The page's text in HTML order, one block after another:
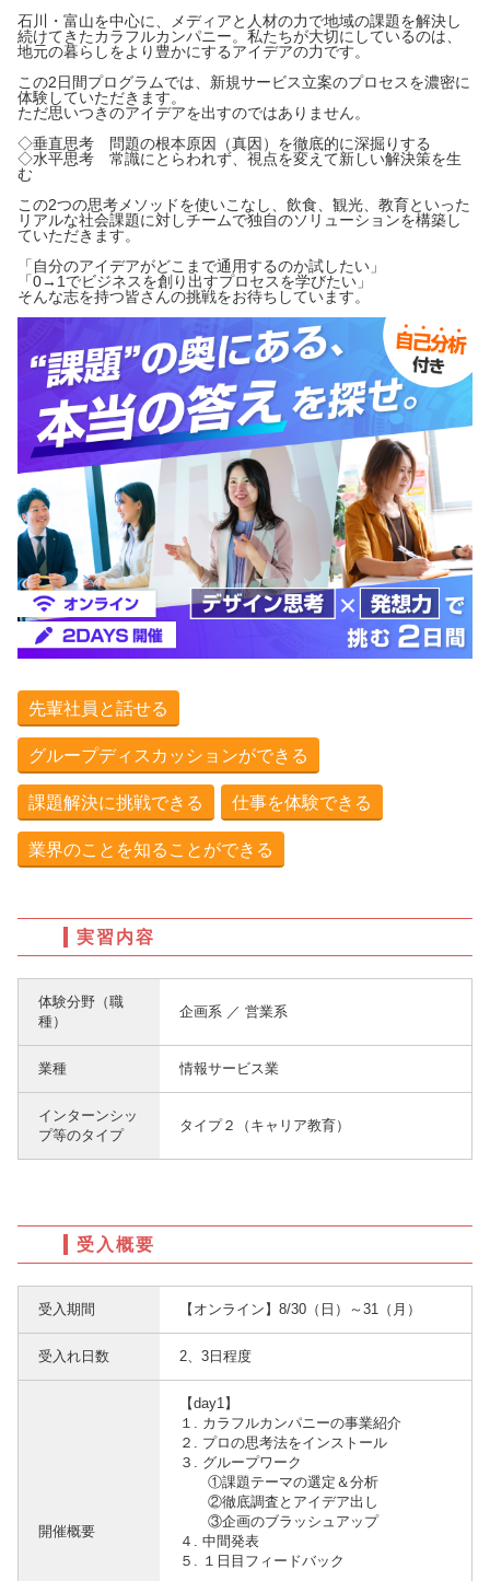
石川・富山を中心に、メディアと人材の力で地域の課題を解決し
続けてきたカラフルカンパニー。私たちが大切にしているのは、
地元の暮らしをより豊かにするアイデアの力です。
この2日間プログラムでは、新規サービス立案のプロセスを濃密に
体験していただきます。
ただ思いつきのアイデアを出すのではありません。
◇垂直思考 問題の根本原因（真因）を徹底的に深掘りする
◇水平思考 常識にとらわれず、視点を変えて新しい解決策を生
む
この2つの思考メソッドを使いこなし、飲食、観光、教育といった
リアルな社会課題に対しチームで独自のソリューションを構築し
ていただきます。
「自分のアイデアがどこまで通用するのか試したい」
「0→1でビジネスを創り出すプロセスを学びたい」
そんな志を持つ皆さんの挑戦をお待ちしています。
先輩社員と話せる
グループディスカッションができる
課題解決に挑戦できる 仕事を体験できる
業界のことを知ることができる
実習内容
体験分野（職
種）
企画系 ／ 営業系
業種 情報サービス業
インターンシッ
プ等のタイプ
タイプ２（キャリア教育）
受入概要
受入期間 【オンライン】8/30（日）～31（月）
受入れ日数 2、3日程度
開催概要
【day1】
１. カラフルカンパニーの事業紹介
２. プロの思考法をインストール
３. グループワーク
①課題テーマの選定＆分析
②徹底調査とアイデア出し
③企画のブラッシュアップ
４. 中間発表
５. １日目フィードバック